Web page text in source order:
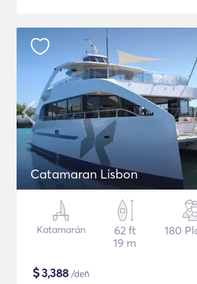
Catamaran Lisbon
Katamarán
62 ft
19 m
180
$3,388 /deň